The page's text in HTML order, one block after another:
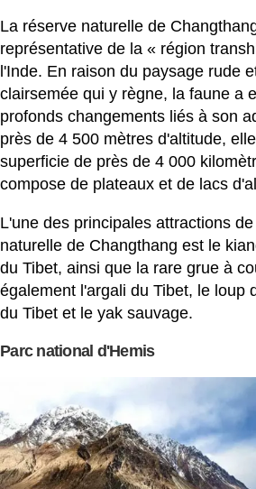
La réserve naturelle de
représentative de la « région
l'Inde. En raison du paysage rude
clairsemée qui y règne, la faune a
profonds changements liés à son
près de 4 500 mètres d'altitude,
superficie de près de 4 000
compose de plateaux et de lacs
L'une des principales attractions
naturelle de Changthang est le
du Tibet, ainsi que la rare grue à
également l'argali du Tibet, le loup
du Tibet et le yak sauvage.
Parc national d'Hemis